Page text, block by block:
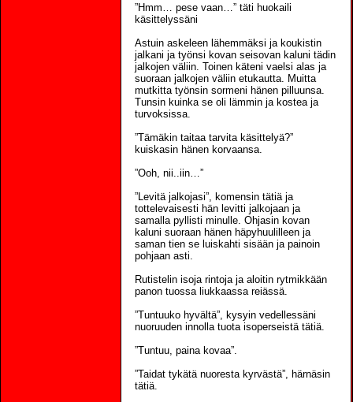
”Hmm… pese vaan…” täti huokaili
käsittelyssäni
Astuin askeleen lähemmäksi ja koukistin
jalkani ja työnsi kovan seisovan kaluni tädin
jalkojen väliin. Toinen käteni vaelsi alas ja
suoraan jalkojen väliin etukautta. Muitta
mutkitta työnsin sormeni hänen pilluunsa.
Tunsin kuinka se oli lämmin ja kostea ja
turvoksissa.
”Tämäkin taitaa tarvita käsittelyä?”
kuiskasin hänen korvaansa.
”Ooh, nii..iin…”
”Levitä jalkojasi”, komensin tätiä ja
tottelevaisesti hän levitti jalkojaan ja
samalla pyllisti minulle. Ohjasin kovan
kaluni suoraan hänen häpyhuulilleen ja
saman tien se luiskahti sisään ja painoin
pohjaan asti.
Rutistelin isoja rintoja ja aloitin rytmikkään
panon tuossa liukkaassa reiässä.
”Tuntuuko hyvältä”, kysyin vedellessäni
nuoruuden innolla tuota isoperseistä tätiä.
”Tuntuu, paina kovaa”.
”Taidat tykätä nuoresta kyrvästä”, härnäsin
tätiä.